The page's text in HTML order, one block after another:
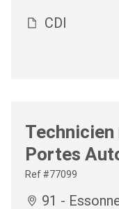
CDI
Portes
Ref #77099
91 -